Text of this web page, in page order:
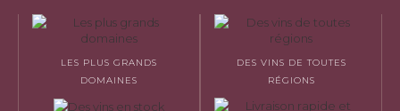
LES PLUS GRANDS
DOMAINES
DES VINS DE TOUTES
RÉGIONS